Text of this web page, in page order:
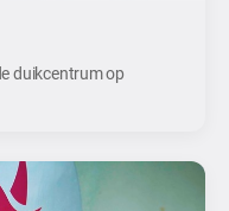
duikcentrum op